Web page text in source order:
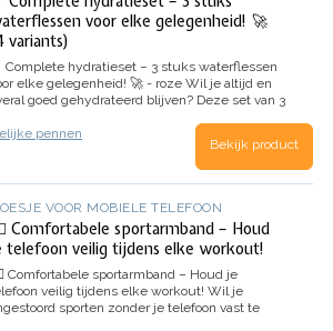
voor elke gelegenheid! 🚀
variants)
Complete hydratieset – 3 stuks waterflessen
elke gelegenheid! 🚀 - roze Wil je altijd en
goed gehydrateerd blijven? Deze set van 3
dagelijks gebruik. De set bevat een grote 2
pennen
Bekijk product
VOOR MOBIELE TELEFOON
Comfortabele sportarmband – Houd
telefoon veilig tijdens elke workout!
Comfortabele sportarmband – Houd je
veilig tijdens elke workout! Wil je
sporten zonder je telefoon vast te